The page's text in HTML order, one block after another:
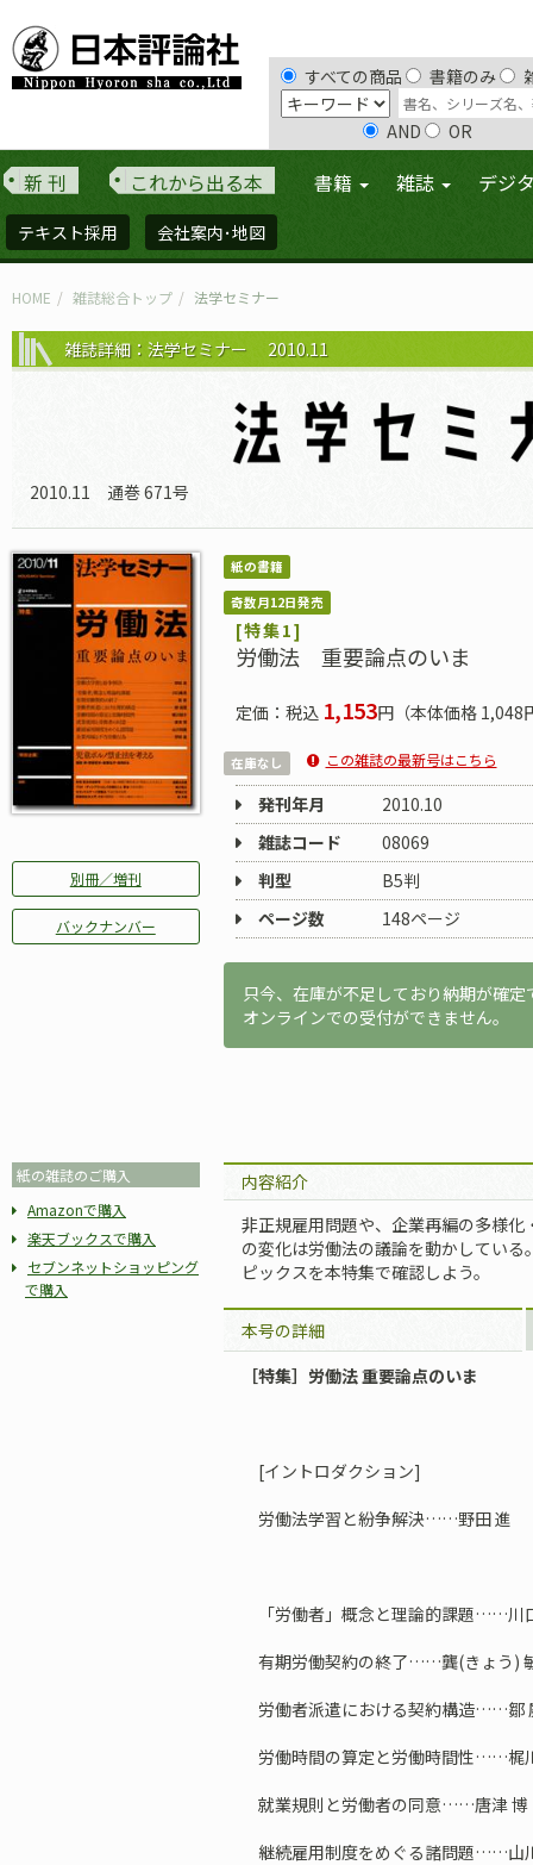
すべての商品 書籍のみ
AND OR
新 刊 これから出る本 書籍 雑誌 デジ
テキスト採用 会社案内･地図
HOME 雑誌総合トップ 法学セミナー
雑誌詳細：法学セミナー 2010.11
2010.11 通巻 671号
別冊／増刊
バックナンバー
紙の書籍
奇数月12日発売
[特集1]
労働法 重要論点のいま
定価：税込 1,153円（本体価格 1,048
在庫なし この雑誌の最新号はこちら
発刊年月
2010.10
雑誌コード
08069
判型
B5判
ページ数
148ページ
只今、在庫が不足しており納期が確定
オンラインでの受付ができません。
紙の雑誌のご購入
Amazonで購入
楽天ブックスで購入
セブンネットショッピング
で購入
内容紹介
非正規雇用問題や、企業再編の多様
の変化は労働法の議論を動かしてい
ピックスを本特集で確認しよう。
本号の詳細
［特集］労働法 重要論点のいま
[イントロダクション]
労働法学習と紛争解決……野田 進
「労働者」概念と理論的課題……川
有期労働契約の終了……龔(きょう)
労働者派遣における契約構造……鄒
労働時間の算定と労働時間性……梶
就業規則と労働者の同意……唐津 博
継続雇用制度をめぐる諸問題……山